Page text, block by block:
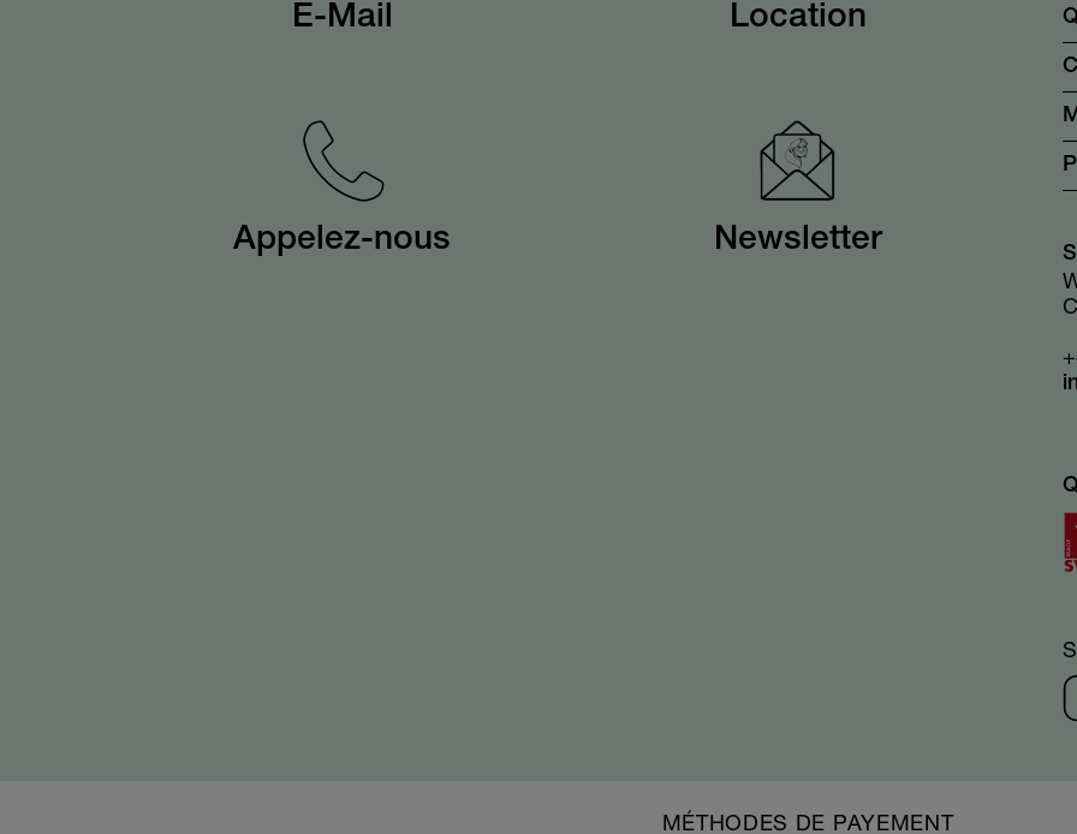
E-Mail Location
Appelez-nous Newsletter
MÉTHODES DE PAYEMENT